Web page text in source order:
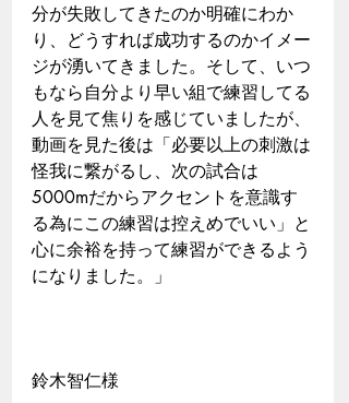
分が失敗してきたのか明確にわか
り、どうすれば成功するのかイメー
ジが湧いてきました。そして、いつ
もなら自分より早い組で練習してる
人を見て焦りを感じていましたが、
動画を見た後は「必要以上の刺激は
怪我に繋がるし、次の試合は
5000mだからアクセントを意識す
る為にこの練習は控えめでいい」と
心に余裕を持って練習ができるよう
になりました。」
鈴木智仁様​